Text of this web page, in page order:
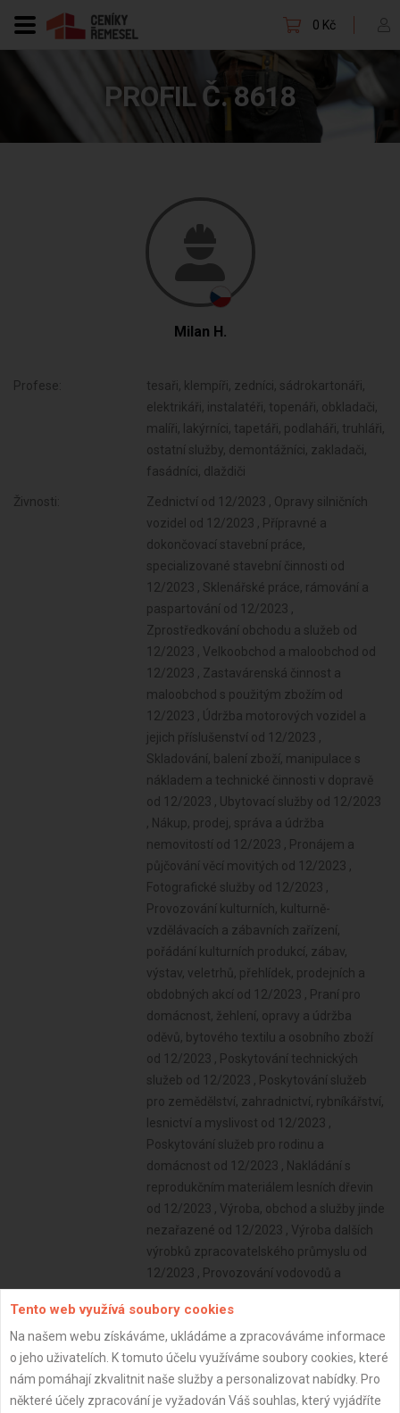
0 Kč
PROFIL Č. 8618
Milan H.
Profese:
tesaři, klempíři, zedníci, sádrokartonáři,
elektrikáři, instalatéři, topenáři, obkladači,
malíři, lakýrníci, tapetáři, podlaháři, truhláři,
ostatní služby, demontážníci, zakladači,
fasádníci, dlaždiči
Živnosti:
Zednictví od 12/2023 , Opravy silničních
vozidel od 12/2023 , Přípravné a
dokončovací stavební práce,
specializované stavební činnosti od
12/2023 , Sklenářské práce, rámování a
paspartování od 12/2023 ,
Zprostředkování obchodu a služeb od
12/2023 , Velkoobchod a maloobchod od
12/2023 , Zastavárenská činnost a
maloobchod s použitým zbožím od
12/2023 , Údržba motorových vozidel a
jejich příslušenství od 12/2023 ,
Skladování, balení zboží, manipulace s
nákladem a technické činnosti v dopravě
od 12/2023 , Ubytovací služby od 12/2023
, Nákup, prodej, správa a údržba
nemovitostí od 12/2023 , Pronájem a
půjčování věcí movitých od 12/2023 ,
Fotografické služby od 12/2023 ,
Provozování kulturních, kulturně-
vzdělávacích a zábavních zařízení,
pořádání kulturních produkcí, zábav,
výstav, veletrhů, přehlídek, prodejních a
obdobných akcí od 12/2023 , Praní pro
domácnost, žehlení, opravy a údržba
oděvů, bytového textilu a osobního zboží
od 12/2023 , Poskytování technických
služeb od 12/2023 , Poskytování služeb
pro zemědělství, zahradnictví, rybníkářství,
lesnictví a myslivost od 12/2023 ,
Poskytování služeb pro rodinu a
domácnost od 12/2023 , Nakládání s
reprodukčním materiálem lesních dřevin
od 12/2023 , Výroba, obchod a služby jinde
nezařazené od 12/2023 , Výroba dalších
výrobků zpracovatelského průmyslu od
12/2023 , Provozování vodovodů a
12/2023 , Nakládání s odpady (vyjma
nebezpečných) od 12/2023
Subjekt:
DPH: Neplátce
Tento web využívá soubory cookies
Na našem webu získáváme, ukládáme a zpracováváme informace
o jeho uživatelích. K tomuto účelu využíváme soubory cookies, které
nám pomáhají zkvalitnit naše služby a personalizovat nabídky. Pro
některé účely zpracování je vyžadován Váš souhlas, který vyjádříte